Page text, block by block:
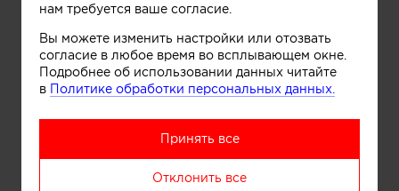
нам требуется ваше согласие.
Вы можете изменить настройки или отозвать
согласие в любое время во всплывающем окне.
Подробнее об использовании данных читайте
в Политике обработки персональных данных.
Принять все
Отклонить все